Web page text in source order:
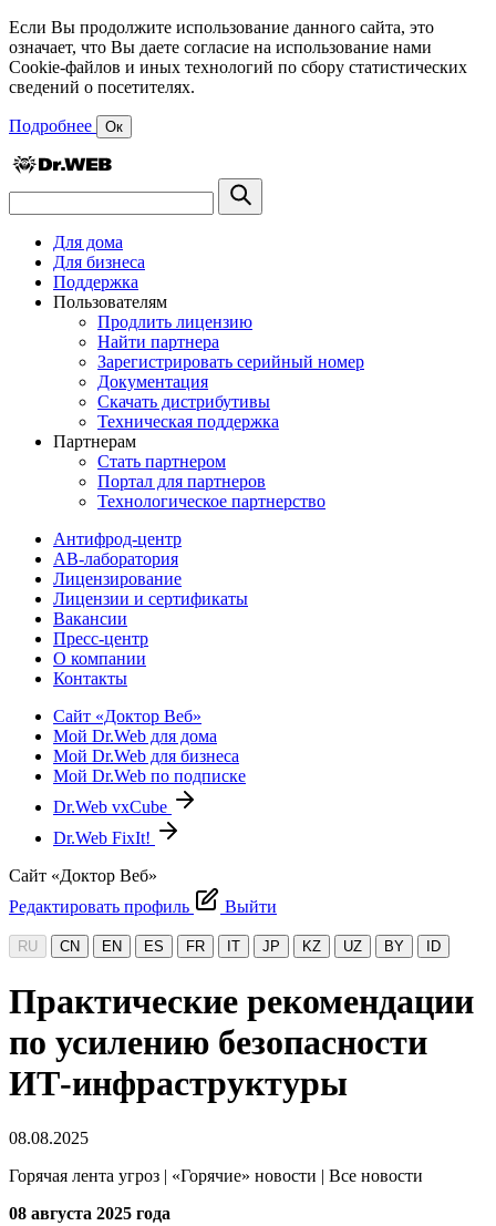
Если Вы продолжите использование данного сайта, это
означает, что Вы даете согласие на использование нами
Cookie-файлов и иных технологий по сбору статистических
сведений о посетителях.
Подробнее Ок
Для дома
Для бизнеса
Поддержка
Пользователям
Продлить лицензию
Найти партнера
Зарегистрировать серийный номер
Документация
Скачать дистрибутивы
Техническая поддержка
Партнерам
Стать партнером
Портал для партнеров
Технологическое партнерство
Антифрод-центр
АВ-лаборатория
Лицензирование
Лицензии и сертификаты
Вакансии
Пресс-центр
О компании
Контакты
Сайт «Доктор Веб»
Мой Dr.Web для дома
Мой Dr.Web для бизнеса
Мой Dr.Web по подписке
Dr.Web vxCube
Dr.Web FixIt!
Сайт «Доктор Веб»
Редактировать профиль
Выйти
RU CN EN ES FR IT JP KZ UZ BY ID
Практические рекомендации
по усилению безопасности
ИТ-инфраструктуры
08.08.2025
Горячая лента угроз | «Горячие» новости | Все новости
08 августа 2025 года